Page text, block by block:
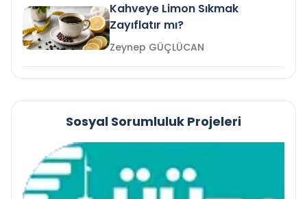
Kahveye Limon Sıkmak
Zayıflatır mı?
Zeynep GÜÇLÜCAN
Sosyal Sorumluluk Projeleri